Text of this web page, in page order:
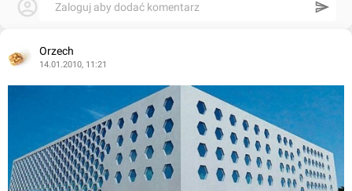
Zaloguj aby dodać komentarz
Orzech
14.01.2010, 11:21